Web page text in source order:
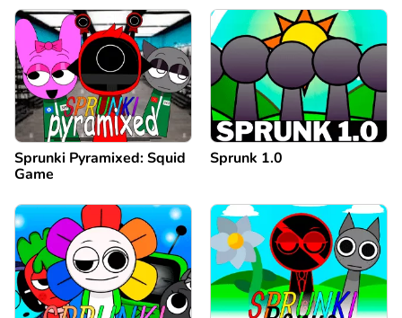
Sprunki Pyramixed: Squid
Game
Sprunk 1.0